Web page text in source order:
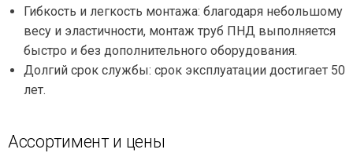
Гибкость и легкость монтажа: благодаря небольшому
весу и эластичности, монтаж труб ПНД выполняется
быстро и без дополнительного оборудования.
Долгий срок службы: срок эксплуатации достигает 50
лет.
Ассортимент и цены